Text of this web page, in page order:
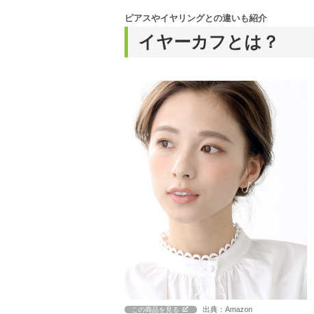
イヤーカフとは？
ピアスやイヤリングとの違いも紹介
この商品を見る 出典：Amazon